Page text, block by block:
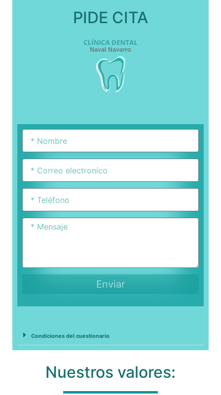
PIDE CITA
Enviar
Condiciones del cuestionario
Nuestros valores: